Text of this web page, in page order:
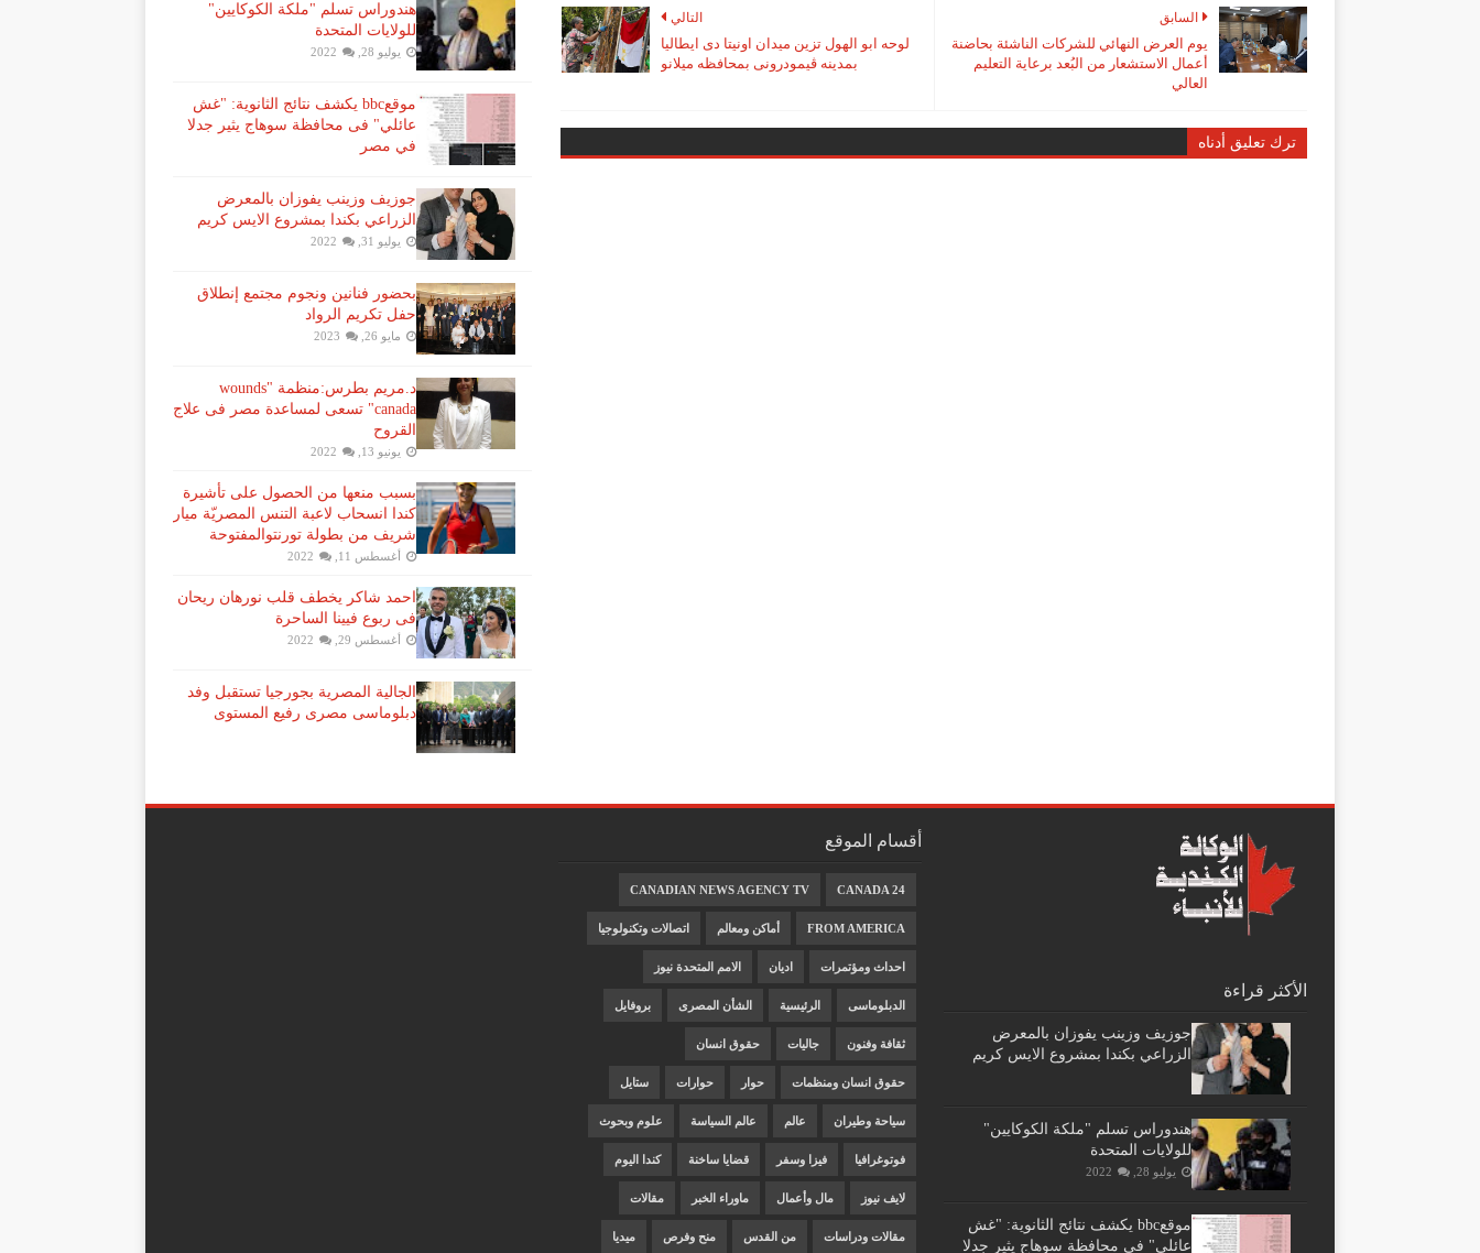
التالي
لوحه ابو الهول تزين ميدان اونيتا دى ايطاليا
بمدينه ڤيمودرونى بمحافظه ميلانو
السابق
يوم العرض النهائي للشركات الناشئة بحاضنة
أعمال الاستشعار من البُعد برعاية التعليم
العالي
ترك تعليق أدناه
هندوراس تسلم "ملكة الكوكايين"
للولايات المتحدة
يوليو 28, 2022
موقعbbc يكشف نتائج الثانوية: "غش
عائلي" فى محافظة سوهاج يثير جدلا
في مصر
جوزيف وزينب يفوزان بالمعرض
الزراعي بكندا بمشروع الايس كريم
يوليو 31, 2022
بحضور فنانين ونجوم مجتمع إنطلاق
حفل تكريم الرواد
مايو 26, 2023
د.مريم بطرس:منظمة "wounds
canada" تسعى لمساعدة مصر فى علاج
القروح
يونيو 13, 2022
بسبب منعها من الحصول على تأشيرة
كندا انسحاب لاعبة ​التنس​ المصريّة ​ميار
شريف​ من بطولة ​تورنتو​المفتوحة
أغسطس 11, 2022
احمد شاكر يخطف قلب نورهان ريحان
فى ربوع فيينا الساحرة
أغسطس 29, 2022
الجالية المصرية بجورجيا تستقبل وفد
دبلوماسى مصرى رفيع المستوى
الأكثر قراءة
جوزيف وزينب يفوزان بالمعرض
الزراعي بكندا بمشروع الايس كريم
هندوراس تسلم "ملكة الكوكايين"
للولايات المتحدة
يوليو 28, 2022
موقعbbc يكشف نتائج الثانوية: "غش
عائلي" فى محافظة سوهاج يثير جدلا
أقسام الموقع
CANADA 24
CANADIAN NEWS AGENCY TV
FROM AMERICA أماكن ومعالم اتصالات وتكنولوجيا
احداث ومؤتمرات اديان الامم المتحدة نيوز
الدبلوماسى الرئيسية الشأن المصرى بروفايل
ثقافة وفنون جاليات حقوق انسان
حقوق انسان ومنظمات حوار حوارات ستايل
سياحة وطيران عالم عالم السياسة علوم وبحوث
فوتوغرافيا فيزا وسفر قضايا ساخنة كندا اليوم
لايف نيوز مال وأعمال ماوراء الخبر مقالات
مقالات ودراسات من القدس منح وفرص ميديا